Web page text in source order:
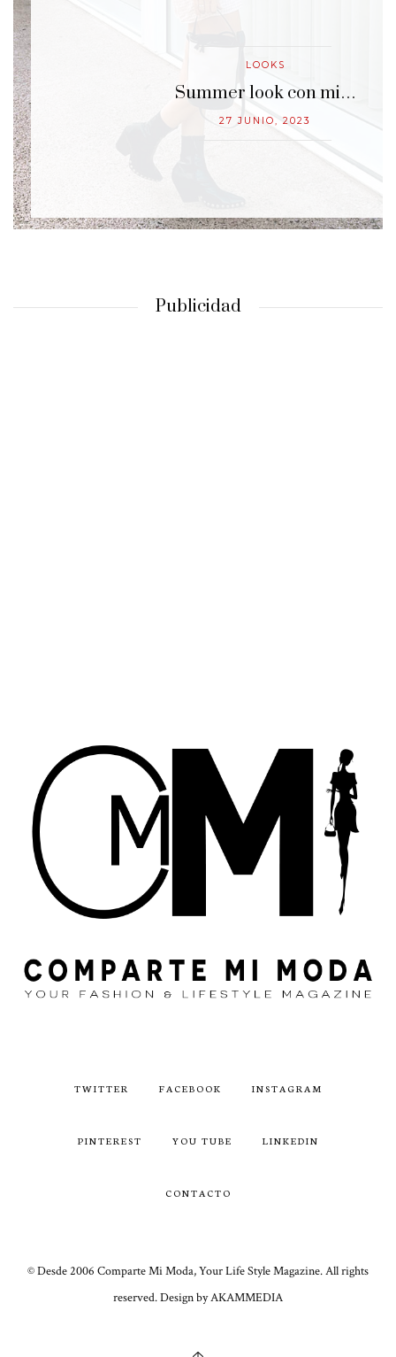
LOOKS
Summer look con mi…
27 JUNIO, 2023
Publicidad
TWITTER FACEBOOK INSTAGRAM
PINTEREST YOU TUBE LINKEDIN
CONTACTO
© Desde 2006 Comparte Mi Moda, Your Life Style Magazine. All rights
reserved. Design by AKAMMEDIA